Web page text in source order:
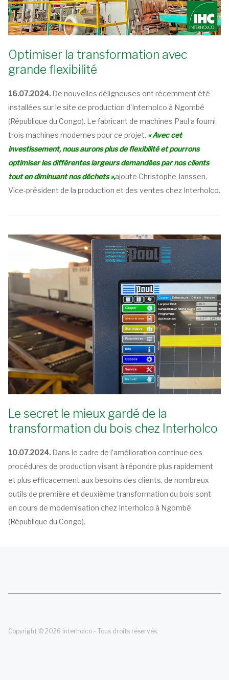
Optimiser la transformation avec
grande flexibilité
16.07.2024. De nouvelles déligneuses ont récemment été
installées sur le site de production d'Interholco à Ngombé
(République du Congo). Le fabricant de machines Paul a fourni
trois machines modernes pour ce projet. « Avec cet
investissement, nous aurons plus de flexibilité et pourrons
optimiser les différentes largeurs demandées par nos clients
tout en diminuant nos déchets »,ajoute Christophe Janssen,
Vice-président de la production et des ventes chez Interholco.
Le secret le mieux gardé de la
transformation du bois chez Interholco
10.07.2024. Dans le cadre de l’amélioration continue des
procédures de production visant à répondre plus rapidement
et plus efficacement aux besoins des clients, de nombreux
outils de première et deuxième transformation du bois sont
en cours de modernisation chez Interholco à Ngombé
(République du Congo).
Copyright © 2026 Interholco - Tous droits réservés.